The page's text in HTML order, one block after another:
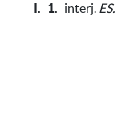
I. 1. interj. ES.